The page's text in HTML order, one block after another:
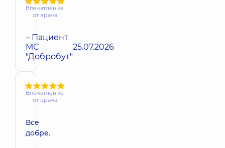
Впечатление
от врача
– Пациент
МС
"Добробут"
25.07.2026
Впечатление
от врача
Все
добре.